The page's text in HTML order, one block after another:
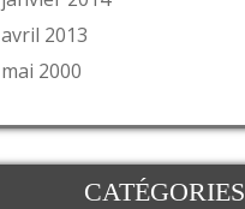
avril 2013
mai 2000
CATÉGORIES